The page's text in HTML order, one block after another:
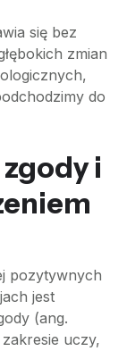
się bez
zmian
do
i
pozytywnych
jest
(ang.
uczy,